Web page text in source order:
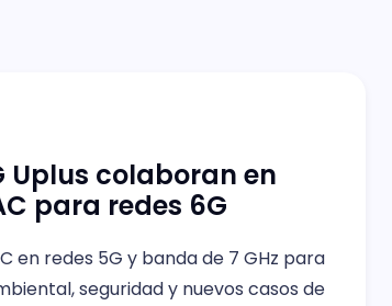
Uplus colaboran en
para redes 6G
en redes 5G y banda de 7 GHz para
seguridad y nuevos casos de